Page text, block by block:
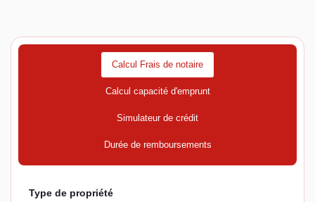
Calcul Frais de notaire
Calcul capacité d'emprunt
Simulateur de crédit
Durée de remboursements